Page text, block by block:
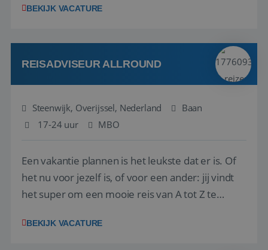
en tarieven waar je collega’s niet uitkomen.
kwaliteitsbewaking van alles wat met IATA te m...
BEKIJK VACATURE
REISADVISEUR ALLROUND
Steenwijk, Overijssel, Nederland
Baan
17-24 uur
MBO
Een vakantie plannen is het leukste dat er is. Of
het nu voor jezelf is, of voor een ander: jij vindt
het super om een mooie reis van A tot Z te
vakantiegangers de meest prachtige plekjes op
BEKIJK VACATURE